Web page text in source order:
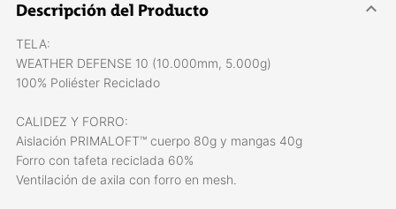
Descripción del Producto
TELA:
WEATHER DEFENSE 10 (10.000mm, 5.000g)
100% Poliéster Reciclado
CALIDEZ Y FORRO:
Aislación PRIMALOFT™ cuerpo 80g y mangas 40g
Forro con tafeta reciclada 60%
Ventilación de axila con forro en mesh.